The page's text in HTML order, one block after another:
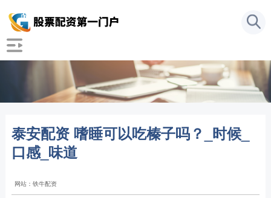
泰安配资 嗜睡可以吃榛子吗？_时候_
口感_味道
网站：铁牛配资